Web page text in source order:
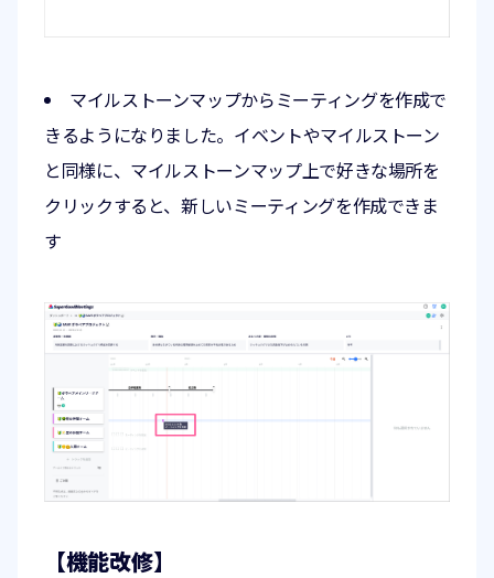
マイルストーンマップからミーティングを作成で
きるようになりました。イベントやマイルストーン
と同様に、マイルストーンマップ上で好きな場所を
クリックすると、新しいミーティングを作成できま
す
【機能改修】